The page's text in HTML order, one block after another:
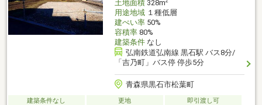
土地面積328m
用途地域１種低層
建ぺい率50%
容積率80%
建築条件なし
弘南鉄道弘南線 黒石駅 バス8分/
「吉乃町」バス停 停歩5分
青森県黒石市松葉町
建築条件なし 更地
即引渡し可